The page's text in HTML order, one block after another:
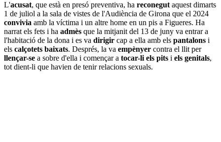
L'acusat, que està en presó preventiva, ha reconegutaquest dimarts
1 de juliol a la sala de vistes de l'Audiència de Girona que el 2024
convivia amb la víctima i un altre home en un pis a Figueres. Ha
narrat els fets i ha admès que la mitjanit del 13 de juny va entrar a
l'habitació de la dona i es va dirigir cap a ella amb els pantalons i
els calçotets baixats. Després, la va empènyer contra el llit per
llençar-se a sobre d'ella i començar a tocar-li els pits i els genitals,
tot dient-li que havien de tenir relacions sexuals.